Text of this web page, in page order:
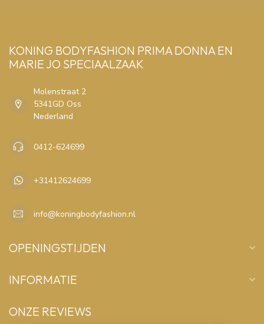
KONING BODYFASHION PRIMA DONNA EN
MARIE JO SPECIAALZAAK
Molenstraat 2
5341GD Oss
Nederland
0412-624699
+31412624699
info@koningbodyfashion.nl
OPENINGSTIJDEN
INFORMATIE
ONZE REVIEWS